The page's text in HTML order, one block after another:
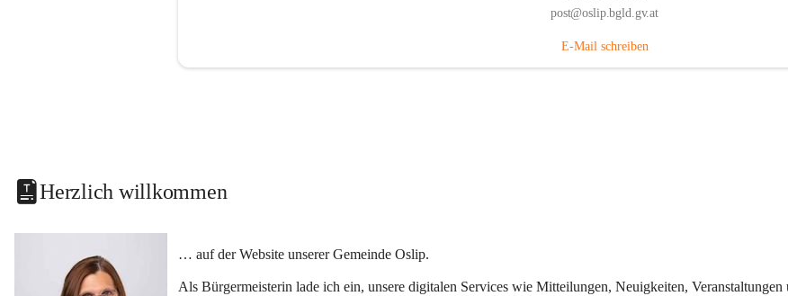
post@oslip.bgld.gv.at
E-Mail schreiben
Herzlich willkommen
… auf der Website unserer Gemeinde Oslip.
Als Bürgermeisterin lade ich ein, unsere digitalen Services wie Mitteilungen, Neuigkeiten,